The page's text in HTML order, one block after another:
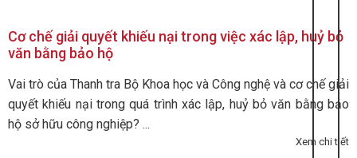
Cơ chế giải quyết khiếu nại trong việc xác lập, huỷ bỏ
văn bằng bảo hộ
Vai trò của Thanh tra Bộ Khoa học và Công nghệ và cơ chế giải
quyết khiếu nại trong quá trình xác lập, huỷ bỏ văn bằng bảo
hộ sở hữu công nghiệp? ...
Xem chi tiết